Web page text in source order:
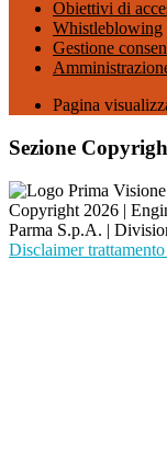
Obiettivi di
Whistleblowing
Gestione
Pagina
Sezione
Copyright 2026 |
Parma S.p.A. |
Disclaimer